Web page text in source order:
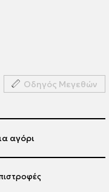
Οδηγός Μεγεθών
αγόρι